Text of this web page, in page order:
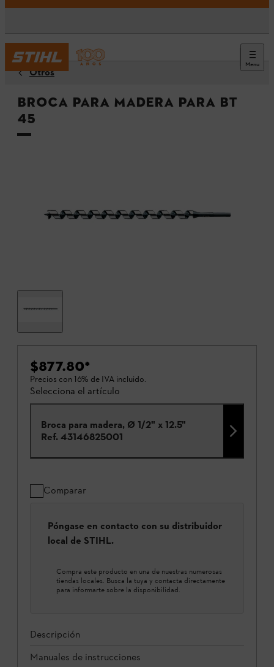
Menu
Otros
Broca para madera para BT
45
$877.80*
Precios con 16% de IVA incluido.
Selecciona el artículo
Broca para madera, Ø 1/2" x 12.5"
Ref. 43146825001
Comparar
Póngase en contacto con su distribuidor
local de STIHL.
Compra este producto en una de nuestras numerosas
tiendas locales. Busca la tuya y contacta directamente
para informarte sobre la disponibilidad.
Descripción
Manuales de instrucciones